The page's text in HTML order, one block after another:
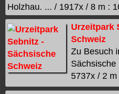
Holzhau. ... / 1917x / 8 m :
Urzeitpark
Schweiz
Zu Besuch
Sächsische
5737x / 2